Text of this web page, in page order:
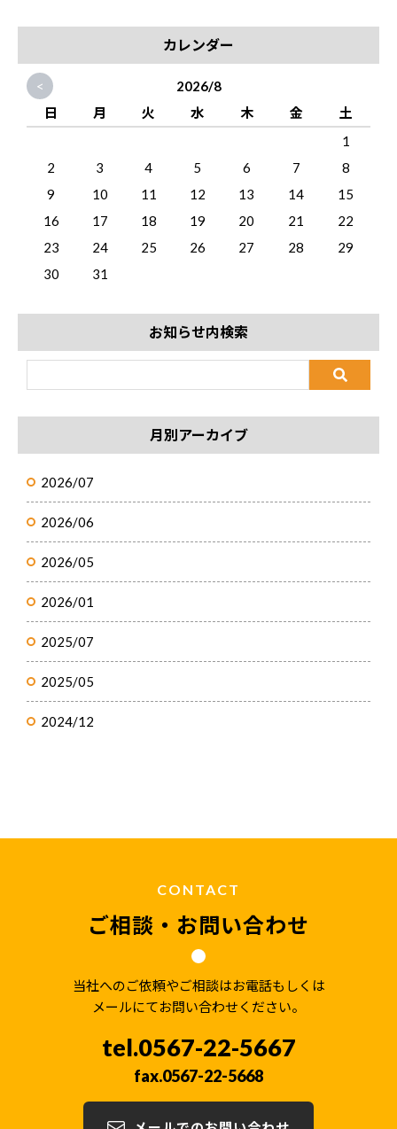
カレンダー
<
2026/8
日
月 火 水 木 金
土
1
2
3 4 5 6 7
8
9
10 11 12 13 14
15
16
17 18 19 20 21
22
23
24 25 26 27 28
29
30
31
お知らせ内検索
月別アーカイブ
2026/07
2026/06
2026/05
2026/01
2025/07
2025/05
2024/12
CONTACT
ご相談・お問い合わせ
当社へのご依頼やご相談はお電話もしくは
メールにてお問い合わせください。
0567-22-5667
0567-22-5668